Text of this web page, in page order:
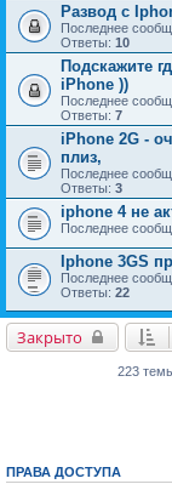
Развод с
Последнее
Ответы: 10
Подскажите
iPhone ))
Последнее
Ответы: 7
iPhone 2G -
плиз,
Последнее
Ответы: 3
iphone 4 не
Последнее
Iphone 3GS
Последнее
Ответы: 22
Закрыто
223
ПРАВА ДОСТУПА